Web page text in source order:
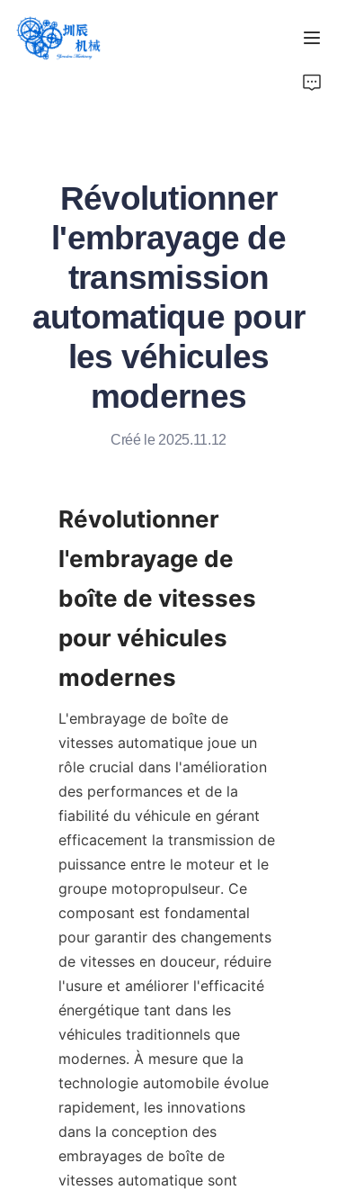
Révolutionner
l'embrayage de
transmission
automatique pour
les véhicules
modernes
Créé le 2025.11.12
Révolutionner
l'embrayage de
boîte de vitesses
pour véhicules
modernes
L'embrayage de boîte de
vitesses automatique joue un
rôle crucial dans l'amélioration
des performances et de la
fiabilité du véhicule en gérant
efficacement la transmission de
puissance entre le moteur et le
groupe motopropulseur. Ce
composant est fondamental
pour garantir des changements
de vitesses en douceur, réduire
l'usure et améliorer l'efficacité
énergétique tant dans les
véhicules traditionnels que
modernes. À mesure que la
technologie automobile évolue
rapidement, les innovations
dans la conception des
embrayages de boîte de
vitesses automatique sont
À propos de nous
Nouvelles
Contactez-nous